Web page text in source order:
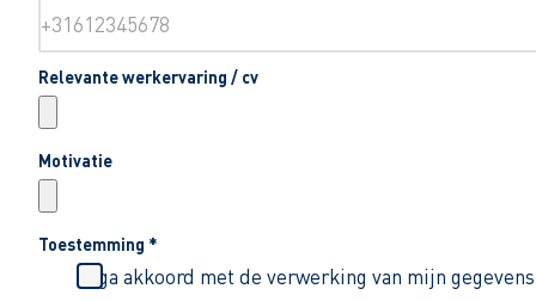
Relevante werkervaring / cv
Motivatie
Toestemming *
Ik ga akkoord met de verwerking van mijn